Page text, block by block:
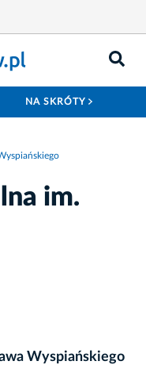
NA SKRÓTY
im.
Wyspiańskiego